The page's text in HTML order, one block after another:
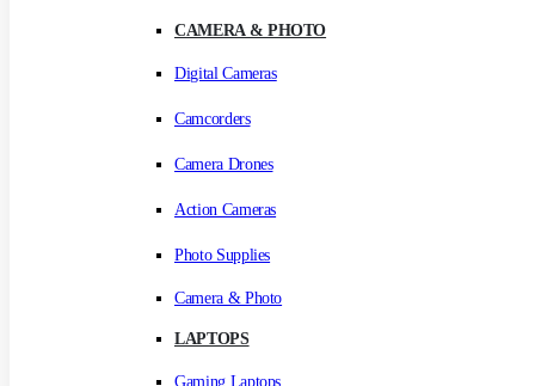
CAMERA & PHOTO
Digital Cameras
Camcorders
Camera Drones
Action Cameras
Photo Supplies
Camera & Photo
LAPTOPS
Gaming Laptops